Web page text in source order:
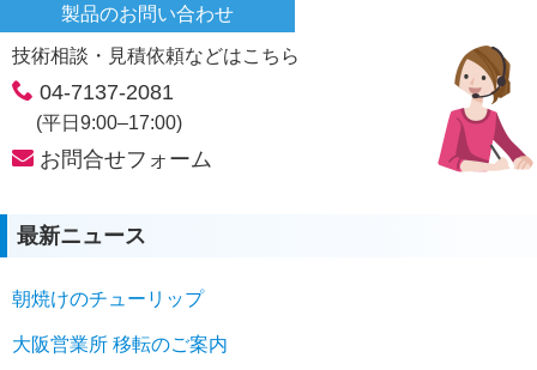
製品のお問い合わせ
技術相談・見積依頼などはこちら
04-7137-2081
(平日9:00–17:00)
お問合せフォーム
最新ニュース
朝焼けのチューリップ
大阪営業所 移転のご案内